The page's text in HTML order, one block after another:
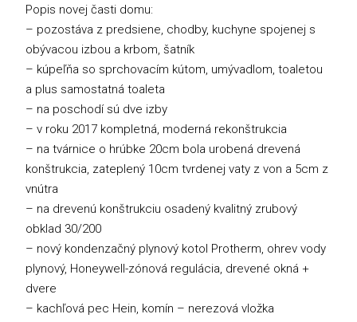
Popis novej časti domu:
– pozostáva z predsiene, chodby, kuchyne spojenej s
obývacou izbou a krbom, šatník
– kúpeľňa so sprchovacím kútom, umývadlom, toaletou
a plus samostatná toaleta
– na poschodí sú dve izby
– v roku 2017 kompletná, moderná rekonštrukcia
– na tvárnice o hrúbke 20cm bola urobená drevená
konštrukcia, zateplený 10cm tvrdenej vaty z von a 5cm z
vnútra
– na drevenú konštrukciu osadený kvalitný zrubový
obklad 30/200
– nový kondenzačný plynový kotol Protherm, ohrev vody
plynový, Honeywell-zónová regulácia, drevené okná +
dvere
– kachľová pec Hein, komín – nerezová vložka